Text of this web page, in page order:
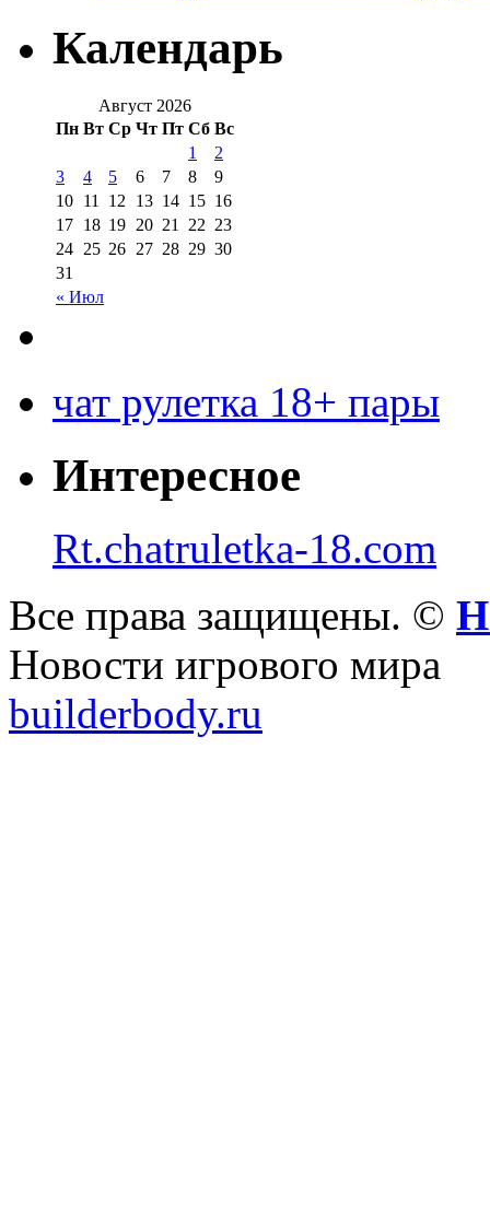
Календарь
Август 2026
Пн Вт Ср Чт Пт Сб Вс
« Июл
1
2
3
4 5 6 7 8
9
10 11 12 13 14 15 16
17 18 19 20 21 22 23
24 25 26 27 28 29 30
31
чат рулетка 18+ пары
Интересное
Rt.chatruletka-18.com
Все права защищены. ©
Новости игрового мира
builderbody.ru